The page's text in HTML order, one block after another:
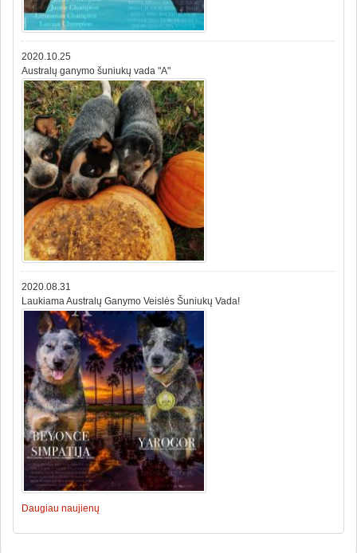
2020.10.25
Australų ganymo šuniukų vada "A"
2020.08.31
Laukiama Australų Ganymo Veislės Šuniukų Vada!
Daugiau naujienų